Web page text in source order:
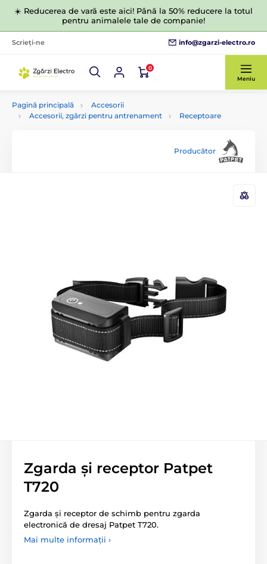
☀️ Reducerea de vară este aici! Până la 50% reducere la totul
pentru animalele tale de companie!
Scrieți-ne info@zgarzi-electro.ro
0
Meniu
Pagină principală
Accesorii
Accesorii, zgărzi pentru antrenament
Receptoare
Producător
Zgarda și receptor Patpet
T720
Zgarda și receptor de schimb pentru zgarda
electronică de dresaj Patpet T720.
Mai multe informații ›